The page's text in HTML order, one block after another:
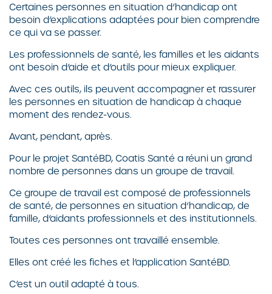
Certaines personnes en situation d’handicap ont
besoin d’explications adaptées pour bien comprendre
ce qui va se passer.
Les professionnels de santé, les familles et les aidants
ont besoin d’aide et d’outils pour mieux expliquer.
Avec ces outils, ils peuvent accompagner et rassurer
les personnes en situation de handicap à chaque
moment des rendez-vous.
Avant, pendant, après.
Pour le projet SantéBD, Coatis Santé a réuni un grand
nombre de personnes dans un groupe de travail.
Ce groupe de travail est composé de professionnels
de santé, de personnes en situation d’handicap, de
famille, d’aidants professionnels et des institutionnels.
Toutes ces personnes ont travaillé ensemble.
Elles ont créé les fiches et l’application SantéBD.
C’est un outil adapté à tous.